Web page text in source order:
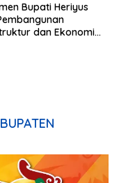
Bupati Heriyus
dan Ekonomi